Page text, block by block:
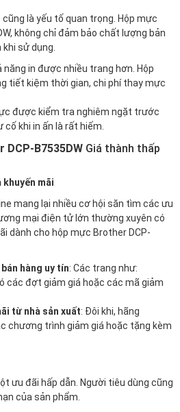
là yếu tố quan trọng. Hộp mực
không chỉ đảm bảo chất lượng bản
sử dụng.
năng in được nhiều trang hơn. Hộp
tiết kiệm thời gian, chi phí thay mực
được kiểm tra nghiêm ngặt trước
khi in ấn là rất hiếm.
DCP-B7535DW Giá thành thấp
mãi
mang lại nhiều cơ hội săn tìm các ưu
mại điện tử lớn thường xuyên có
dành cho hộp mực Brother DCP-
hàng uy tín: Các trang như:
các đợt giảm giá hoặc các mã giảm
từ nhà sản xuất: Đôi khi, hãng
chương trình giảm giá hoặc tặng kèm
ưu đãi hấp dẫn. Người tiêu dùng cũng
của sản phẩm.